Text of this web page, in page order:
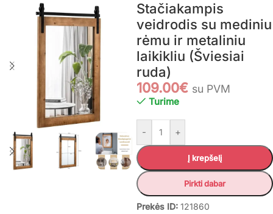
Stačiakampis
veidrodis su mediniu
rėmu ir metaliniu
laikikliu (Šviesiai
ruda)
109.00€ su PVM
Turime
- +
Į krepšelį
Pirkti dabar
Prekės ID: 121860